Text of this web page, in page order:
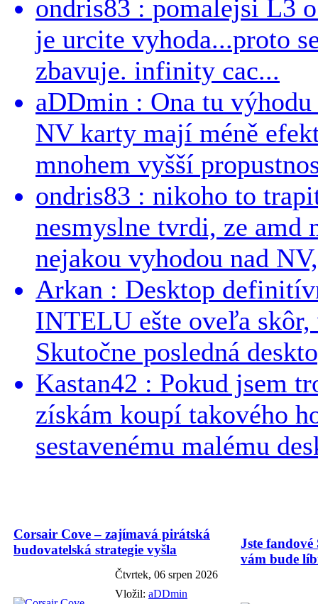
ondris83 : pomalejsi L3
je urcite vyhoda...proto
zbavuje. infinity cac...
aDDmin : Ona tu
NV karty mají méně
mnohem vyšší
ondris83 : nikoho to
nesmyslne tvrdi, ze
nejakou vyhodou nad
Arkan : Desktop
INTELU ešte oveľa
Skutočne posledná
Kastan42 : Pokud jsem
získám koupí takového
sestavenému malému
Corsair Cove – zajímavá pirátská
budovatelská strategie vyšla
Čtvrtek, 06 srpen 2026
Vložil: aDDmin
Jste
vám bude